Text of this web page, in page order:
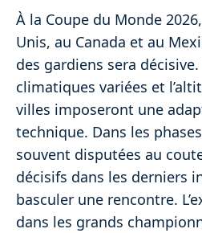
À la Coupe du Monde
Unis, au Canada et au
des gardiens sera
climatiques variées et
villes imposeront une
technique. Dans les
souvent disputées au
décisifs dans les derniers
basculer une rencontre.
dans les grands